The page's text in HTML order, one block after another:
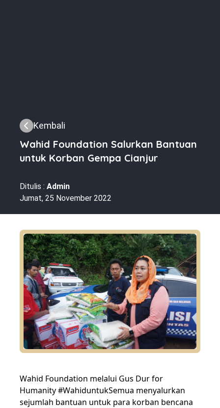
Kembali
Wahid Foundation Salurkan Bantuan
untuk Korban Gempa Cianjur
Ditulis : Admin
Jumat, 25 November 2022
Wahid Foundation melalui Gus Dur for
Humanity #WahiduntukSemua menyalurkan
sejumlah bantuan untuk para korban bencana